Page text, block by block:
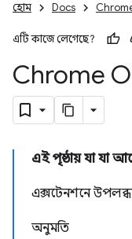
হোম Docs
এটি কাজে লেগেছে?
Chrome
এই পৃষ্ঠায় যা যা
এক্সটেনশনে
অনুমতি